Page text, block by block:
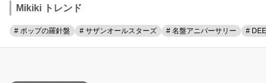
Mikiki トレンド
# ポップの羅針盤 # サザンオールスターズ # 名盤アニバーサリー #